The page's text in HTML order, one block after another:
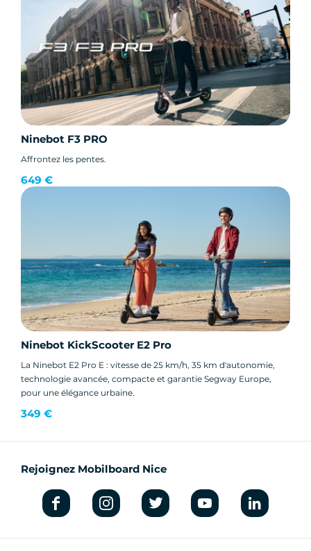
Ninebot F3 PRO
Affrontez les pentes.
649 €
Ninebot KickScooter E2 Pro
La Ninebot E2 Pro E : vitesse de 25 km/h, 35 km d'autonomie,
technologie avancée, compacte et garantie Segway Europe,
pour une élégance urbaine.
349 €
Rejoignez Mobilboard Nice